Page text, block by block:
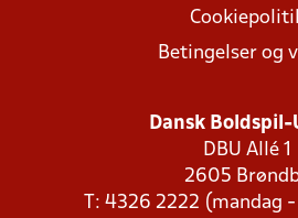
Betingelser og
Dansk Boldspil-
DBU Allé 1
2605
T: 4326 2222 (mandag